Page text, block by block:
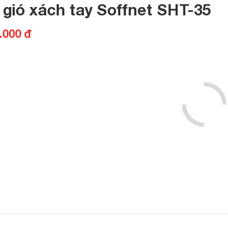
xách tay Soffnet SHT-35
đ